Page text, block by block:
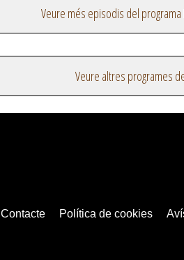
Veure més episodis del programa
Veure altres programes
Contacte Política de cookies